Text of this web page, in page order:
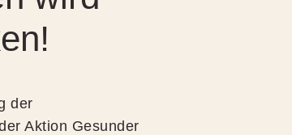
der
Aktion Gesunder